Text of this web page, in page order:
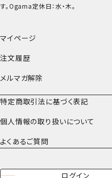
マイページ
注文履歴
メルマガ解除
特定商取引法に基づく表記
個人情報の取り扱いについて
よくあるご質問
ログイン
す。Ogama定休日：水・木。